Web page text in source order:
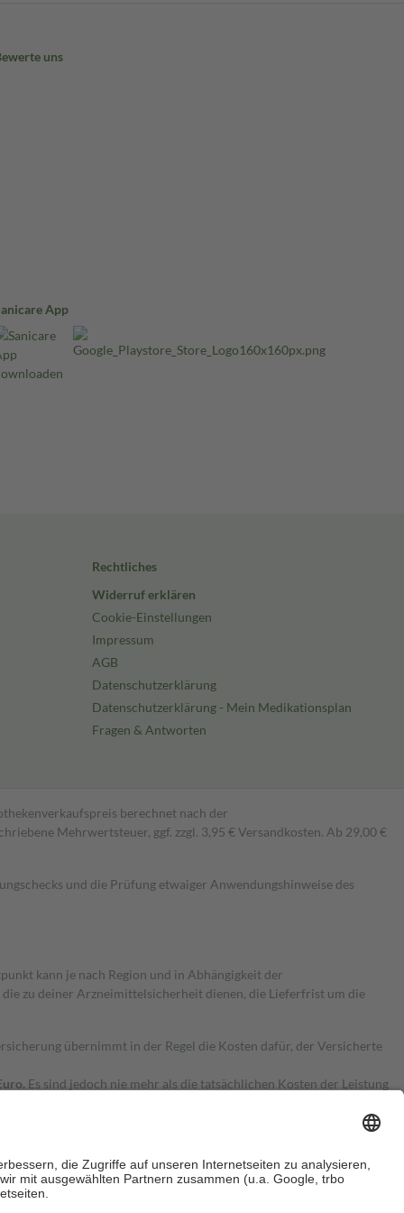
uns
App
Rechtliches
Widerruf erklären
Cookie-Einstellungen
Impressum
AGB
Datenschutzerklärung
Datenschutzerklärung - Mein Medikationsplan
Fragen & Antworten
berechnet nach der
Mehrwertsteuer, ggf. zzgl. 3,95 € Versandkosten. Ab 29,00 €
und die Prüfung etwaiger Anwendungshinweise des
kann je nach Region und in Abhängigkeit der
zu deiner Arzneimittelsicherheit dienen, die Lieferfrist um die
übernimmt in der Regel die Kosten dafür, der Versicherte
Es sind jedoch nie mehr als die tatsächlichen Kosten der Leistung
Zuzahlungen an bei: